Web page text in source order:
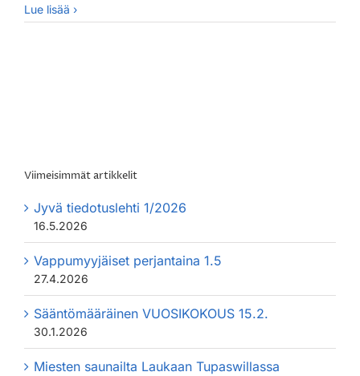
Viimeisimmät artikkelit
Jyvä tiedotuslehti 1/2026
16.5.2026
Vappumyyjäiset perjantaina 1.5
27.4.2026
Sääntömääräinen VUOSIKOKOUS 15.2.
30.1.2026
Miesten saunailta Laukaan Tupaswillassa